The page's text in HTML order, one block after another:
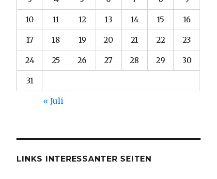
10 11 12 13 14 15 16
17 18 19 20 21 22 23
24 25 26 27 28 29 30
31
« Juli
LINKS INTERESSANTER SEITEN